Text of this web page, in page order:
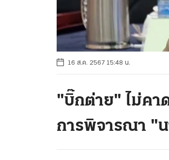
16 ส.ค. 2567 15:48 น.
"บิ๊กต่าย" ไม่คา
การพิจารณา "